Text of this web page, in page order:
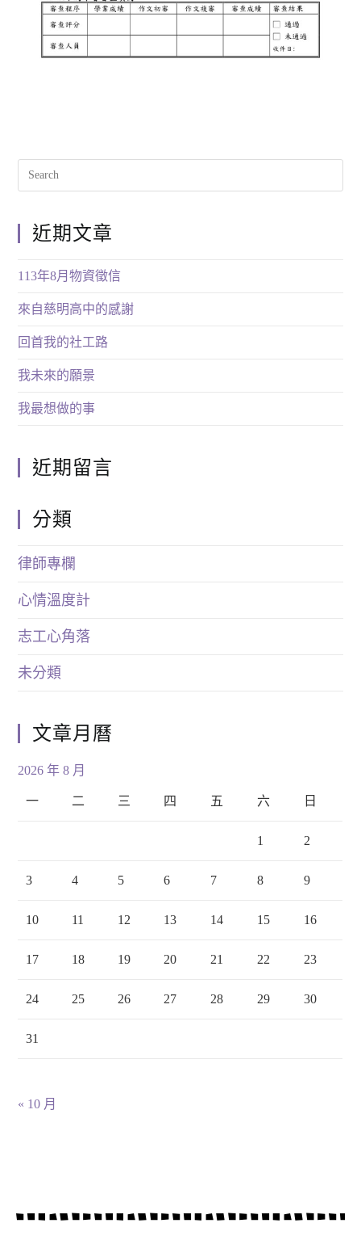
近期文章
113年8月物資徵信
來自慈明高中的感謝
回首我的社工路
我未來的願景
我最想做的事
近期留言
分類
律師專欄
心情溫度計
志工心角落
未分類
文章月曆
2026 年 8 月
一 二 三 四 五 六 日
1 2
3 4 5 6 7 8 9
10 11 12 13 14 15 16
17 18 19 20 21 22 23
24 25 26 27 28 29 30
31
« 10 月